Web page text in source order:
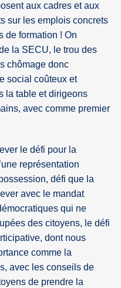
aux cadres et aux
sur les emplois concrets
de formation ! On
la SECU, le trou des
chômage donc
social coûteux et
la table et dirigeons
avec comme premier
le défi pour la
représentation
défi que la
avec le mandat
qui ne
des citoyens, le défi
dont nous
comme la
avec les conseils de
de prendre la